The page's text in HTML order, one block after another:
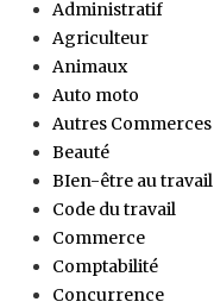
Administratif
Agriculteur
Animaux
Auto moto
Autres Commerces
Beauté
BIen-être au travail
Code du travail
Commerce
Comptabilité
Concurrence